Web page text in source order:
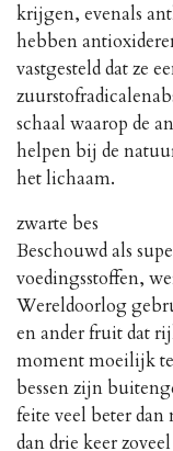
krijgen, evenals
hebben
vastgesteld dat ze
schaal waarop de
helpen bij de
het lichaam.
zwarte bes
Beschouwd als
voedingsstoffen,
Wereldoorlog
en ander fruit dat
moment moeilijk
bessen zijn
feite veel beter dan
dan drie keer